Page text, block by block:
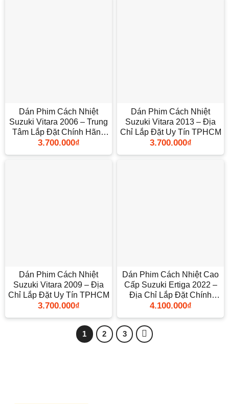
Dán Phim Cách Nhiệt
Suzuki Vitara 2006 – Trung
Tâm Lắp Đặt Chính Hãng
TPHCM
3.700.000₫
Dán Phim Cách Nhiệt
Suzuki Vitara 2013 – Địa
Chỉ Lắp Đặt Uy Tín TPHCM
3.700.000₫
Dán Phim Cách Nhiệt
Suzuki Vitara 2009 – Địa
Chỉ Lắp Đặt Uy Tín TPHCM
3.700.000₫
Dán Phim Cách Nhiệt Cao
Cấp Suzuki Ertiga 2022 –
Địa Chỉ Lắp Đặt Chính
Hãng TPHCM
4.100.000₫
1 2 3